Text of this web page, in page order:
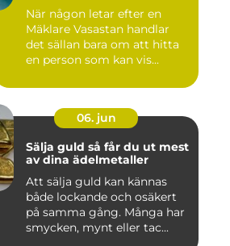
När någon letar efter en
Mäklare Vasastan handlar
det sällan bara om att hitta
en person som kan vis...
06. jun
Sälja guld så får du ut mest
av dina ädelmetaller
Att sälja guld kan kännas
både lockande och osäkert
på samma gång. Många har
smycken, mynt eller tac...